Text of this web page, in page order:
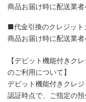
商品お届け時に配送業者
■代金引換のクレジッ
商品お届け時に配送業者
【デビット機能付きク
のご利用について】
デビット機能付きクレ
認証時点で、ご指定の預